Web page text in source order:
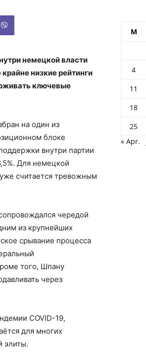
немецкой власти
низкие рейтинги
ключевые
на один из
блоке
внутри партии
Для немецкой
считается тревожным
чередой
из крупнейших
срывание процесса
того, Шпану
через
COVID-19,
для многих
элиты.
M
4
11
18
25
« Apr.